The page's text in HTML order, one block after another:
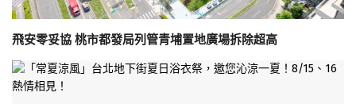
飛安零妥協 桃市都發局列管青埔置地廣場拆除超高